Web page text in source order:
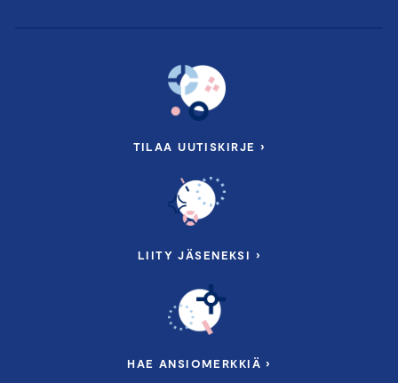
TILAA UUTISKIRJE ›
LIITY JÄSENEKSI ›
HAE ANSIOMERKKIÄ ›